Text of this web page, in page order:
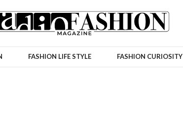
FASHION LIFE STYLE FASHION CURIOSITY